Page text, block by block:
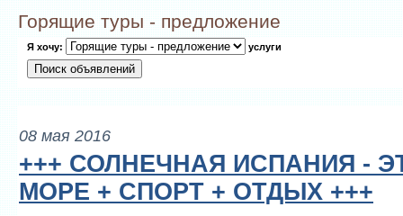
Горящие туры - предложение
Я хочу: услуги
08 мая 2016
+++ СОЛНЕЧНАЯ ИСПАНИЯ -
МОРЕ + СПОРТ + ОТДЫХ +++